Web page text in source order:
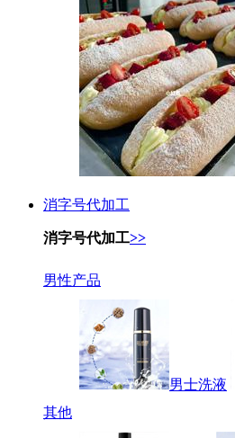
消字号代加工
消字号代加工>>
男性产品
男士洗液
其他